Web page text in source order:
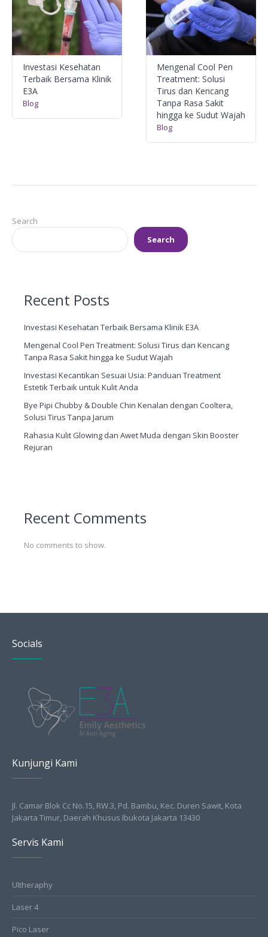
Investasi Kesehatan
Terbaik Bersama Klinik
E3A
Blog
Mengenal Cool Pen
Treatment: Solusi
Tirus dan Kencang
Tanpa Rasa Sakit
hingga ke Sudut Wajah
Blog
Search
Search
Recent Posts
Investasi Kesehatan Terbaik Bersama Klinik E3A
Mengenal Cool Pen Treatment: Solusi Tirus dan Kencang
Tanpa Rasa Sakit hingga ke Sudut Wajah
Investasi Kecantikan Sesuai Usia: Panduan Treatment
Estetik Terbaik untuk Kulit Anda
Bye Pipi Chubby & Double Chin Kenalan dengan Cooltera,
Solusi Tirus Tanpa Jarum
Rahasia Kulit Glowing dan Awet Muda dengan Skin Booster
Rejuran
Recent Comments
No comments to show.
Socials
Kunjungi Kami
Jl. Camar Blok Cc No.15, RW.3, Pd. Bambu, Kec. Duren Sawit, Kota
Jakarta Timur, Daerah Khusus Ibukota Jakarta 13430
Servis Kami
Ultheraphy
Laser 4
Pico Laser